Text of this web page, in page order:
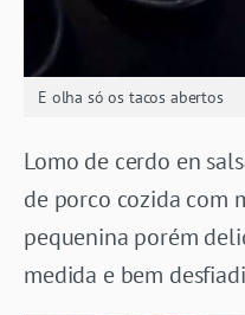
E olha só os tacos abertos
Lomo de cerdo en
de porco cozida com
pequenina porém
medida e bem